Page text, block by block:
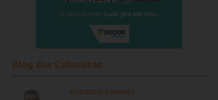
Blog dos Colunistas
RODRIGO FINARDI